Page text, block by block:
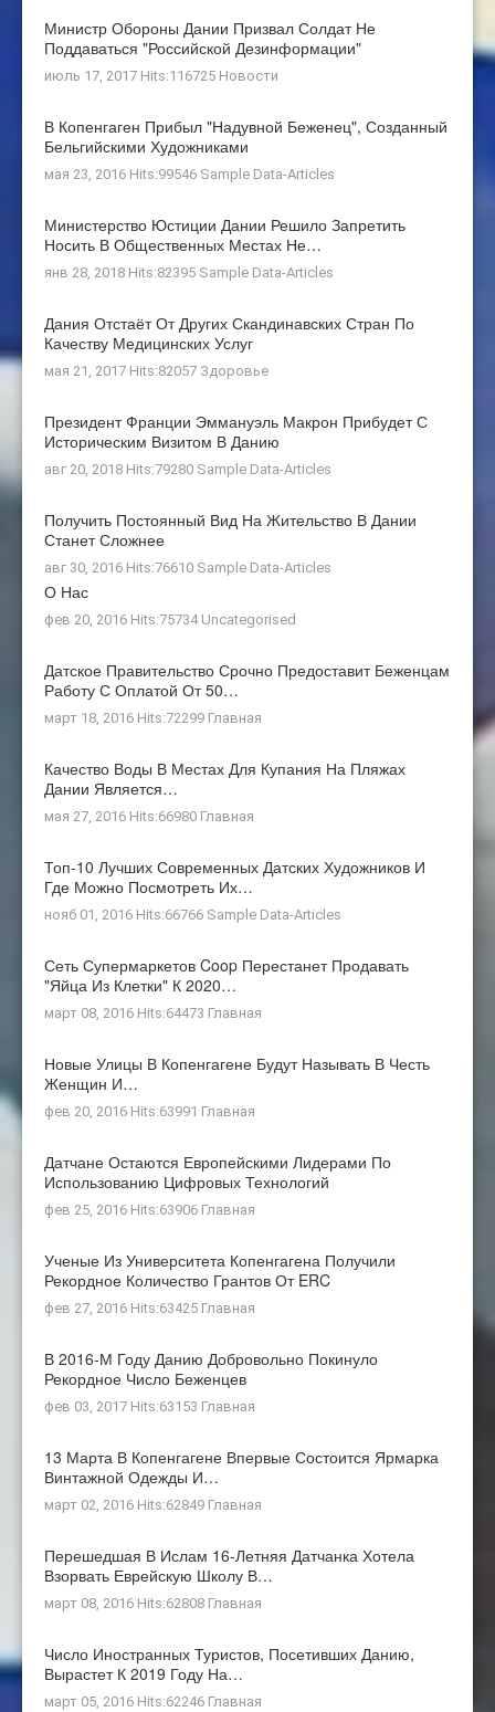
Министр Обороны Дании Призвал Солдат Не
Поддаваться "российской Дезинформации"
июль 17, 2017 Hits:116725 Новости
В Копенгаген Прибыл "Надувной Беженец", Созданный
Бельгийскими Художниками
мая 23, 2016 Hits:99546 Sample Data-Articles
Министерство Юстиции Дании Решило Запретить
Носить В Общественных Местах Не…
янв 28, 2018 Hits:82395 Sample Data-Articles
Дания Отстаёт От Других Скандинавских Стран По
Качеству Медицинских Услуг
мая 21, 2017 Hits:82057 Здоровье
Президент Франции Эммануэль Макрон Прибудет С
Историческим Визитом В Данию
авг 20, 2018 Hits:79280 Sample Data-Articles
Получить Постоянный Вид На Жительство В Дании
Станет Сложнее
авг 30, 2016 Hits:76610 Sample Data-Articles
О Нас
фев 20, 2016 Hits:75734 Uncategorised
Датское Правительство Срочно Предоставит Беженцам
Работу С Оплатой От 50…
март 18, 2016 Hits:72299 Главная
Качество Воды В Местах Для Купания На Пляжах
Дании Является…
мая 27, 2016 Hits:66980 Главная
Топ-10 Лучших Современных Датских Художников И
Где Можно Посмотреть Их…
нояб 01, 2016 Hits:66766 Sample Data-Articles
Сеть Супермаркетов Coop Перестанет Продавать
"яйца Из Клетки" К 2020…
март 08, 2016 Hits:64473 Главная
Новые Улицы В Копенгагене Будут Называть В Честь
Женщин И…
фев 20, 2016 Hits:63991 Главная
Датчане Остаются Европейскими Лидерами По
Использованию Цифровых Технологий
фев 25, 2016 Hits:63906 Главная
Ученые Из Университета Копенгагена Получили
Рекордное Количество Грантов От ERC
фев 27, 2016 Hits:63425 Главная
В 2016-М Году Данию Добровольно Покинуло
Рекордное Число Беженцев
фев 03, 2017 Hits:63153 Главная
13 Марта В Копенгагене Впервые Состоится Ярмарка
Винтажной Одежды И…
март 02, 2016 Hits:62849 Главная
Перешедшая В Ислам 16-Летняя Датчанка Хотела
Взорвать Еврейскую Школу В…
март 08, 2016 Hits:62808 Главная
Число Иностранных Туристов, Посетивших Данию,
Вырастет К 2019 Году На…
март 05, 2016 Hits:62246 Главная